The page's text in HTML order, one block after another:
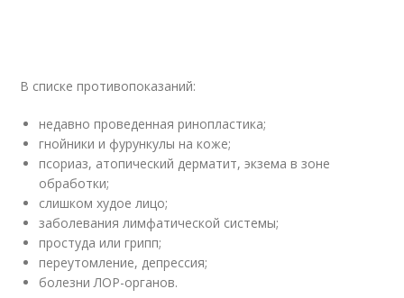
В списке противопоказаний:
недавно проведенная ринопластика;
гнойники и фурункулы на коже;
псориаз, атопический дерматит, экзема в зоне
обработки;
слишком худое лицо;
заболевания лимфатической системы;
простуда или грипп;
переутомление, депрессия;
болезни ЛОР-органов.